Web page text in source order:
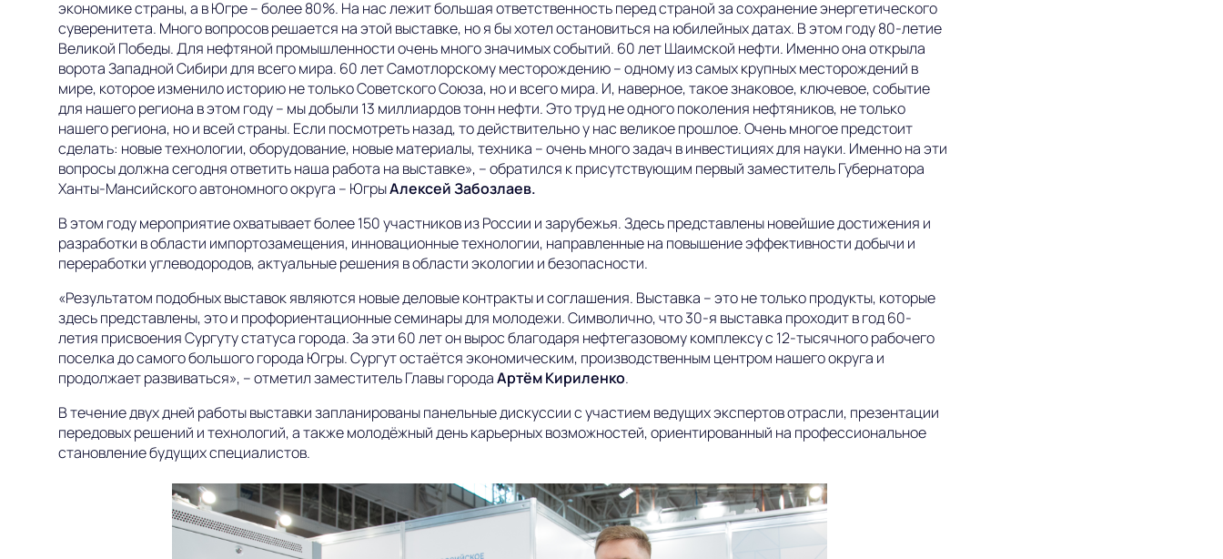
экономике страны, а в Югре – более 80%. На нас лежит большая ответственность перед страной за сохранение энергетического
суверенитета. Много вопросов решается на этой выставке, но я бы хотел остановиться на юбилейных датах. В этом году 80-летие
Великой Победы. Для нефтяной промышленности очень много значимых событий. 60 лет Шаимской нефти. Именно она открыла
ворота Западной Сибири для всего мира. 60 лет Самотлорскому месторождению – одному из самых крупных месторождений в
мире, которое изменило историю не только Советского Союза, но и всего мира. И, наверное, такое знаковое, ключевое, событие
для нашего региона в этом году – мы добыли 13 миллиардов тонн нефти. Это труд не одного поколения нефтяников, не только
нашего региона, но и всей страны. Если посмотреть назад, то действительно у нас великое прошлое. Очень многое предстоит
сделать: новые технологии, оборудование, новые материалы, техника – очень много задач в инвестициях для науки. Именно на эти
вопросы должна сегодня ответить наша работа на выставке», – обратился к присутствующим первый заместитель Губернатора
Ханты-Мансийского автономного округа – ЮгрыАлексей Забозлаев.
В этом году мероприятие охватывает более 150 участников из России и зарубежья. Здесь представлены новейшие достижения и
разработки в области импортозамещения, инновационные технологии, направленные на повышение эффективности добычи и
переработки углеводородов, актуальные решения в области экологии и безопасности.
«Результатом подобных выставок являются новые деловые контракты и соглашения. Выставка – это не только продукты, которые
здесь представлены, это и профориентационные семинары для молодежи. Символично, что 30-я выставка проходит в год 60-
летия присвоения Сургуту статуса города. За эти 60 лет он вырос благодаря нефтегазовому комплексу с 12-тысячного рабочего
поселка до самого большого города Югры. Сургут остаётся экономическим, производственным центром нашего округа и
продолжает развиваться», – отметил заместитель Главы городаАртём Кириленко.
В течение двух дней работы выставки запланированы панельные дискуссии с участием ведущих экспертов отрасли, презентации
передовых решений и технологий, а также молодёжный день карьерных возможностей, ориентированный на профессиональное
становление будущих специалистов.